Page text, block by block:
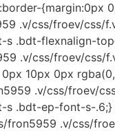
{margin:0px
.v/css/froev/
s .bdt-flexnalign-
.v/css/froev/css/
10px 0px
.v/css/froev/
s .bdt-ep-font-s-
fron5959 .v/css/